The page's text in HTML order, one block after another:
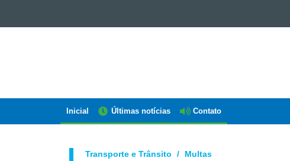
PARANÁ
Navegação
Inicial Últimas notícias Contato
Transporte e Trânsito Multas